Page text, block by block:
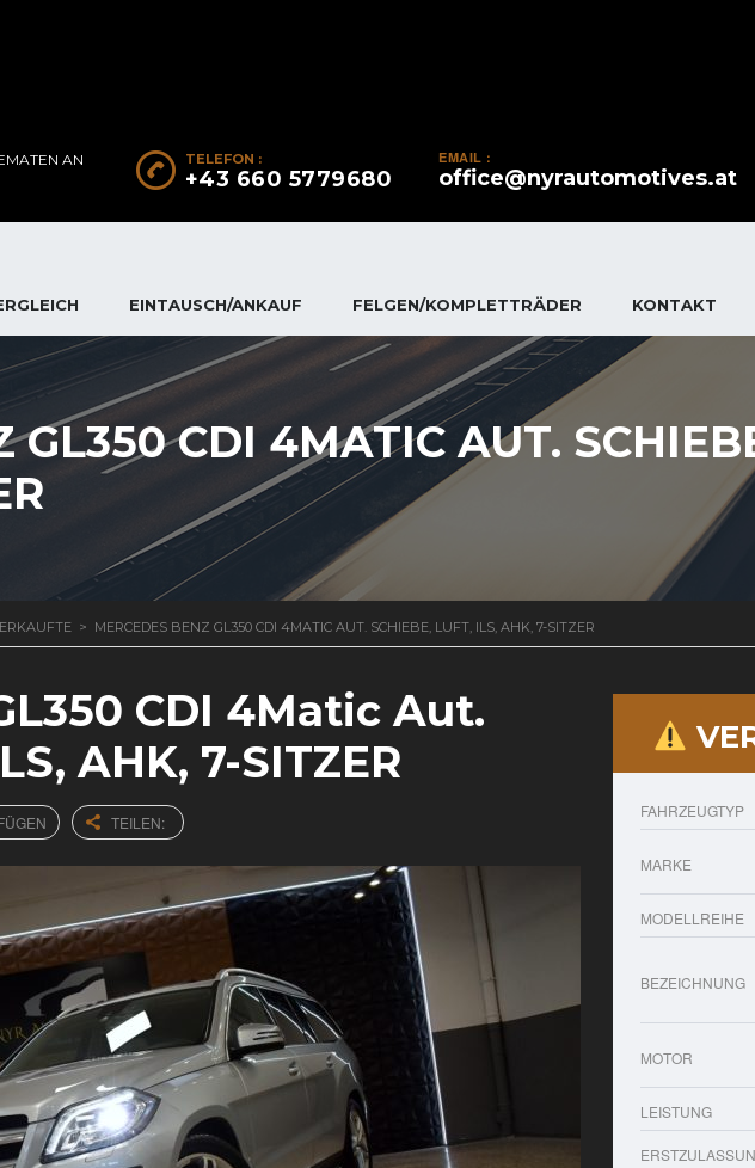
EMAIL :
office@nyrautomotives.at
TELEFON :
+43 660 5779680
AN D
EINTAUSCH/ANKAUF FELGEN/KOMPLETTRÄDER KONTAKT
GL350 CDI 4MATIC AUT.
> MERCEDES BENZ GL350 CDI 4MATIC AUT. SCHIEBE, LUFT, ILS, AHK, 7-SITZER
CDI 4Matic Aut.
AHK, 7-SITZER
TEILEN:
FAHRZEUGTYP
MARKE
MODELLREIHE
BEZEICHNUNG
MOTOR
LEISTUNG